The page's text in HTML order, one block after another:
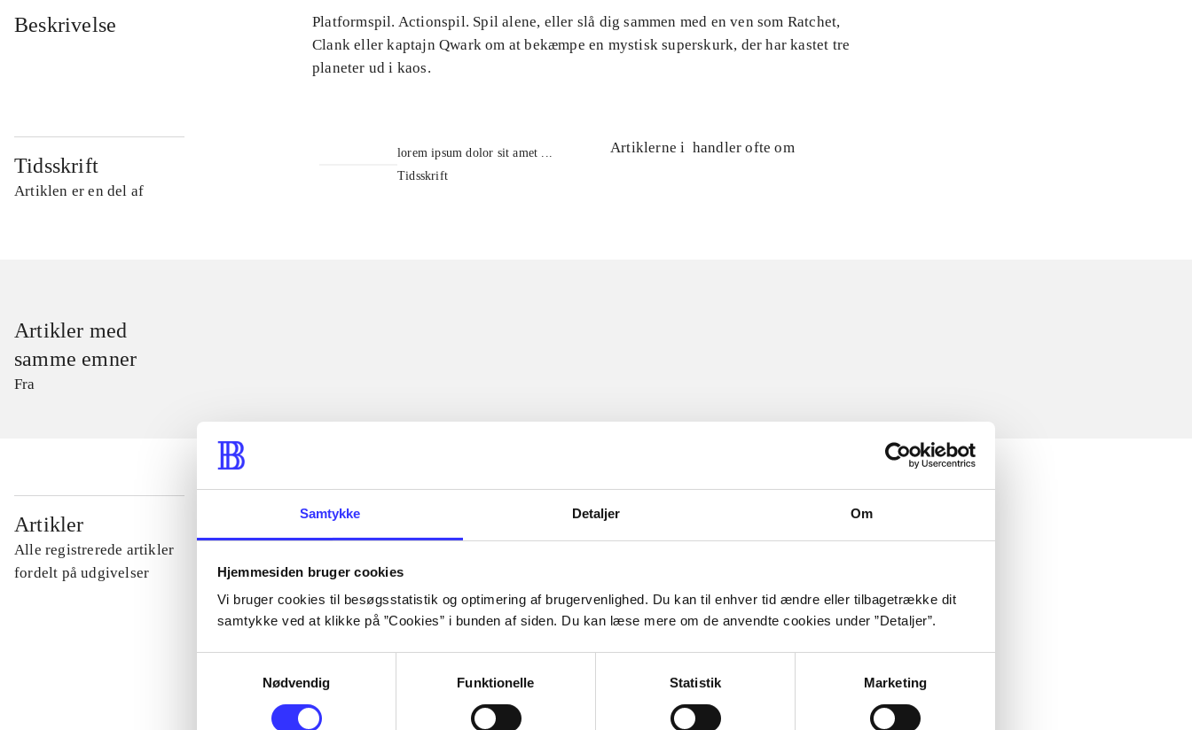
Samtykke Detaljer Om
Hjemmesiden bruger cookies
Vi bruger cookies til besøgsstatistik og optimering af brugervenlighed. Du kan til enhver tid ændre eller tilbagetrække dit
samtykke ved at klikke på ”Cookies” i bunden af siden. Du kan læse mere om de anvendte cookies under ”Detaljer”.
Nødvendig
Funktionelle Statistik Marketing
Beskrivelse
Platformspil. Actionspil. Spil alene, eller slå dig sammen med en ven som Ratchet,
Clank eller kaptajn Qwark om at bekæmpe en mystisk superskurk, der har kastet tre
planeter ud i kaos.
Tidsskrift
Artiklen er en del af
lorem ipsum dolor sit amet ...
Tidsskrift
Artiklerne i handler ofte om
Artikler med
samme emner
Fra
Artikler
Alle registrerede artikler
fordelt på udgivelser
...
...
...
...